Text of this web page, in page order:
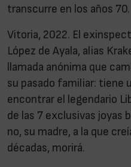
transcurre en los años 70.
Vitoria, 2022. El
López de Ayala, alias
llamada anónima que
su pasado familiar: tiene
encontrar el legendario
de las 7 exclusivas joyas
no, su madre, a la que
décadas, morirá.